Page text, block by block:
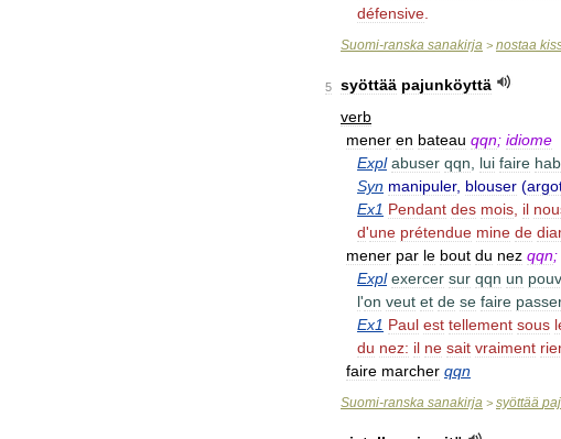
défensive
Suomi-ranska sanakirja > nostaa
5 syöttää pajunköyttä
verb
mener en bateau qqn; idiome
Expl abuser qqn lui faire
Syn manipuler, blouser (
Ex1 Pendant des mois il
d'une prétendue mine de
mener par le bout du nez qqn;
Expl exercer sur qqn un
l'on veut et de se faire
Ex1 Paul est tellement sous
du nez: il ne sait vraiment
faire marcher qqn
Suomi-ranska sanakirja > syöttää